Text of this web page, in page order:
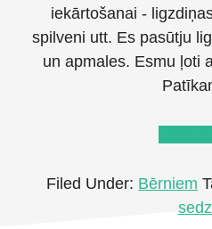
iekārtošanai -
spilveni utt. Es pasūtju
un apmales. Esmu ļoti
Filed Under: Bērniem